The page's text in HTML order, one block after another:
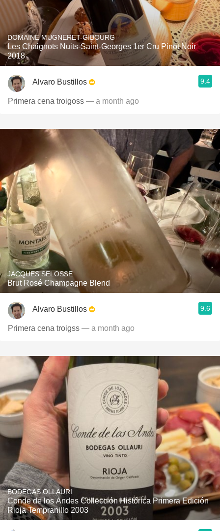
DOMAINE MUGNERET-GIBOURG
Les Chaignots Nuits-Saint-Georges 1er Cru Pinot Noir
2018
Alvaro Bustillos 9.4
Primera cena troigoss — a month ago
JACQUES SELOSSE
Brut Rosé Champagne Blend
Alvaro Bustillos 9.6
Primera cena troigss — a month ago
BODEGAS OLLAURI
Conde de los Andes Collección Histórica Primera Edición
Rioja Tempranillo 2003